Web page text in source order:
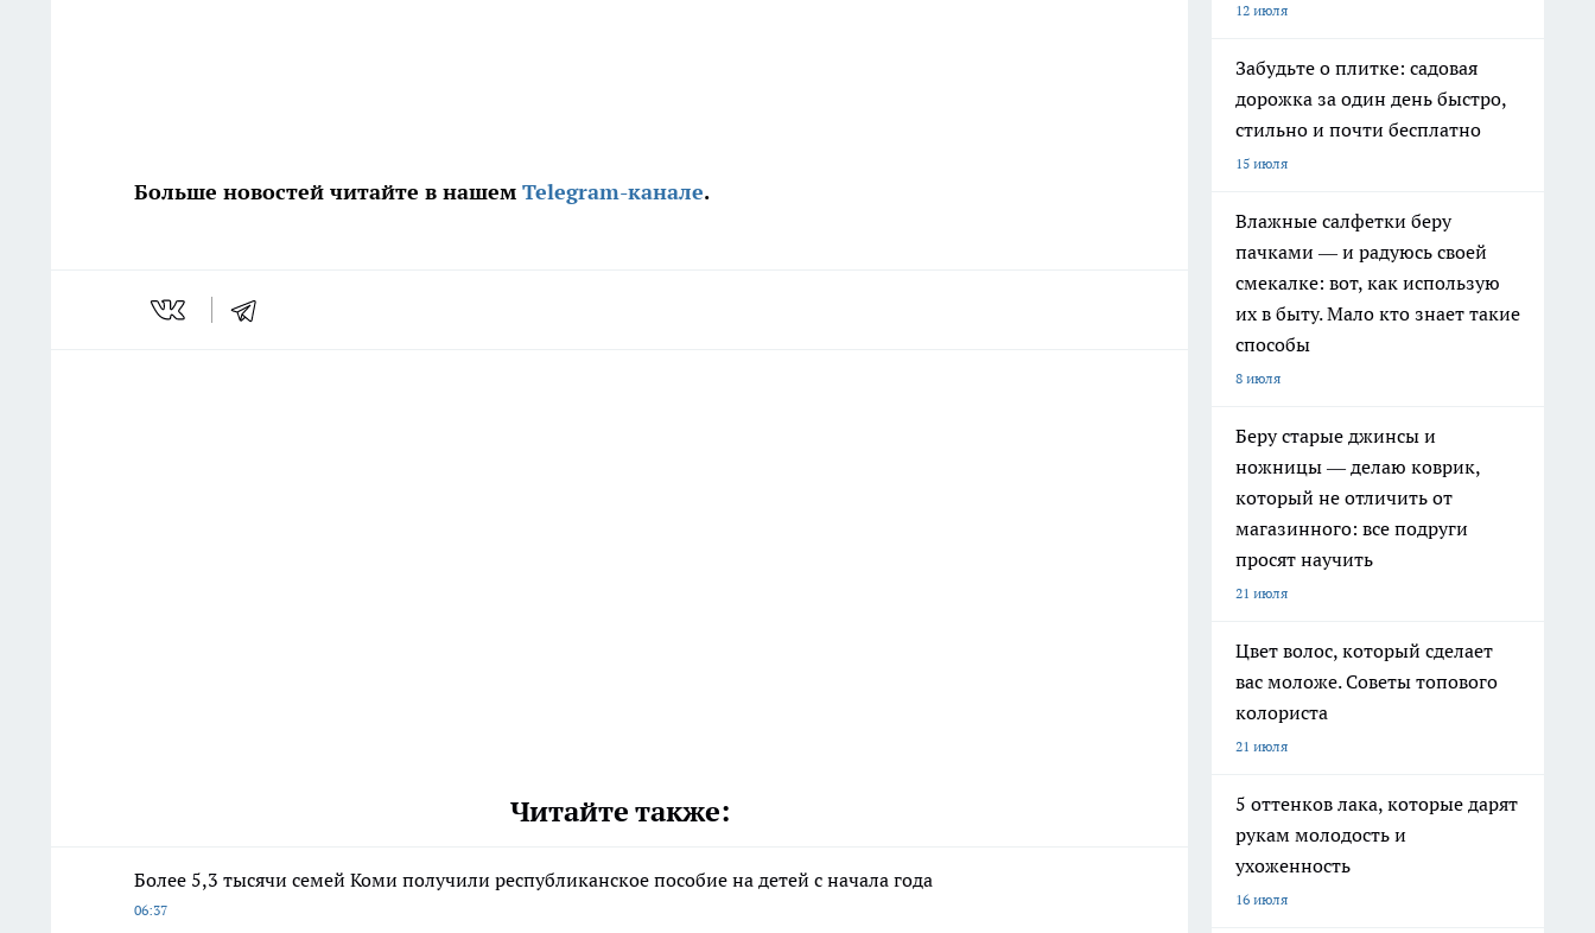
Больше новостей читайте в нашем Telegram-канале.
Читайте также:
Более 5,3 тысячи семей Коми получили республиканское пособие на детей с начала года
06:37
12 июля
Забудьте о плитке: садовая
дорожка за один день быстро,
стильно и почти бесплатно
15 июля
Влажные салфетки беру
пачками — и радуюсь своей
смекалке: вот, как использую
их в быту. Мало кто знает такие
способы
8 июля
Беру старые джинсы и
ножницы — делаю коврик,
который не отличить от
магазинного: все подруги
просят научить
21 июля
Цвет волос, который сделает
вас моложе. Советы топового
колориста
21 июля
5 оттенков лака, которые дарят
рукам молодость и
ухоженность
16 июля